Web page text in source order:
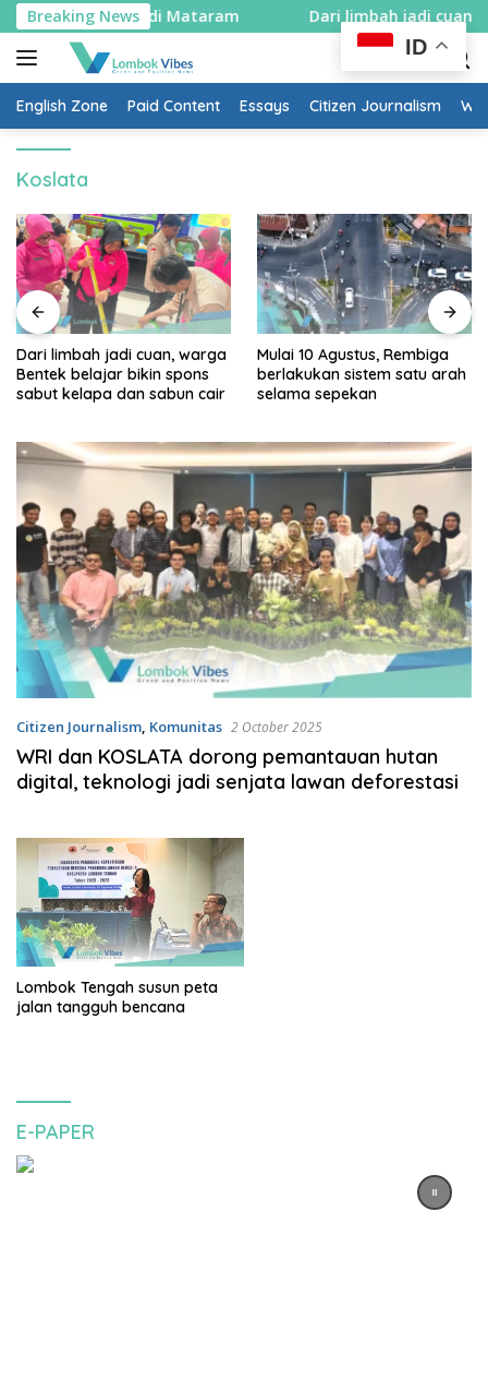
Skip
to
content
Breaking News
dibagikan di Mataram Dari limbah jadi cuan,
English Zone Paid Content Essays Citizen Journalism
Koslata
Dari limbah jadi cuan, warga
Bentek belajar bikin spons
sabut kelapa dan sabun cair
Mulai 10 Agustus, Rembiga
berlakukan sistem satu arah
selama sepekan
Citizen Journalism, Komunitas 2 October 2025
WRI dan KOSLATA dorong pemantauan hutan
digital, teknologi jadi senjata lawan deforestasi
Lombok Tengah susun peta
jalan tangguh bencana
E-PAPER
ID